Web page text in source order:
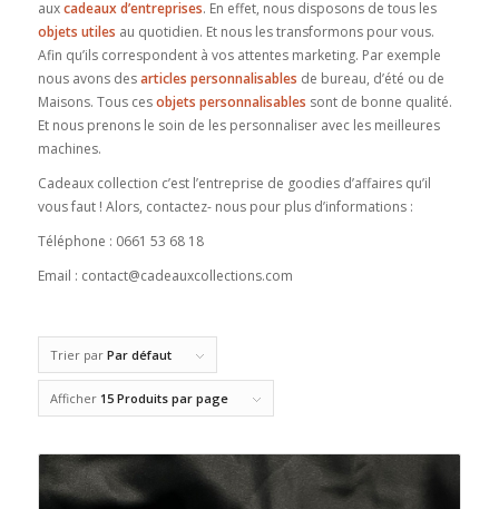
auxcadeaux d’entreprises. En effet, nous disposons de tous les
objets utiles au quotidien. Et nous les transformons pour vous.
Afin qu’ils correspondent à vos attentes marketing. Par exemple
nous avons desarticles personnalisables de bureau, d’été ou de
Maisons. Tous cesobjets personnalisables sont de bonne qualité.
Et nous prenons le soin de les personnaliser avec les meilleures
machines.
Cadeaux collection c’est l’entreprise de goodies d’affaires qu’il
vous faut ! Alors, contactez- nous pour plus d’informations :
Téléphone : 0661 53 68 18
Email : contact@cadeauxcollections.com
Trier par Par défaut
Afficher 15 Produits par page